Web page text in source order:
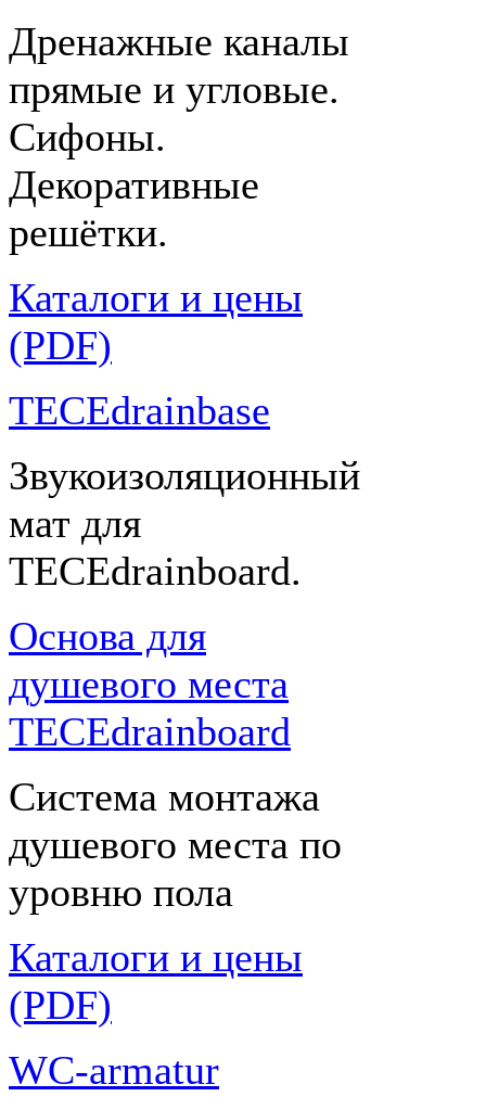
Дренажные каналы
прямые и угловые.
Сифоны.
Декоративные
решётки.
Каталоги и цены
(PDF)
TECEdrainbase
Звукоизоляционный
мат для
TECEdrainboard.
Основа для
душевого места
TECEdrainboard
Система монтажа
душевого места по
уровню пола
Каталоги и цены
(PDF)
WC-armatur